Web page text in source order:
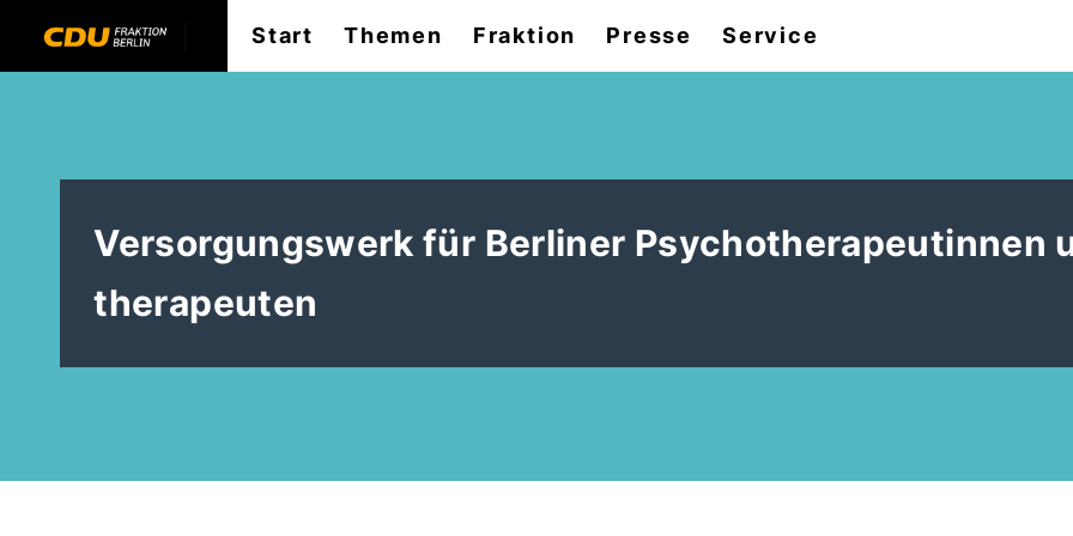
Start Themen Fraktion Presse Service
Versorgungswerk für Berliner Psychotherapeutinnen
therapeuten